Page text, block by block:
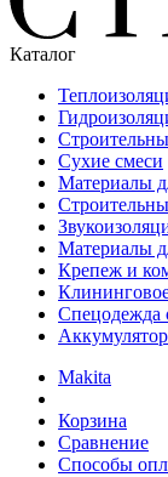
Каталог
Сухие смеси
Материалы
Материалы
Крепеж и
Спецодежда
Makita
Корзина
Сравнение
Способы